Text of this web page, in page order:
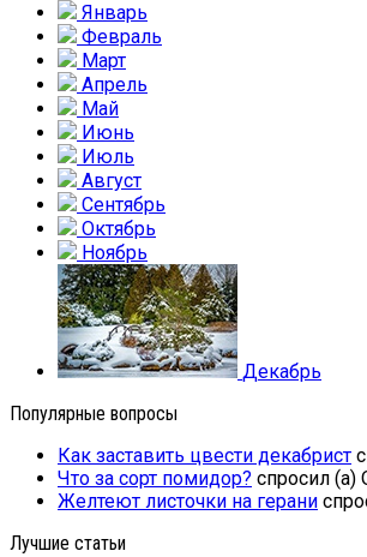
Январь
Февраль
Март
Апрель
Май
Июнь
Июль
Август
Сентябрь
Октябрь
Ноябрь
Декабрь
Популярные вопросы
Как заставить цвести декабрист
Что за сорт помидор? спросил (а)
Желтеют листочки на герани
Лучшие статьи